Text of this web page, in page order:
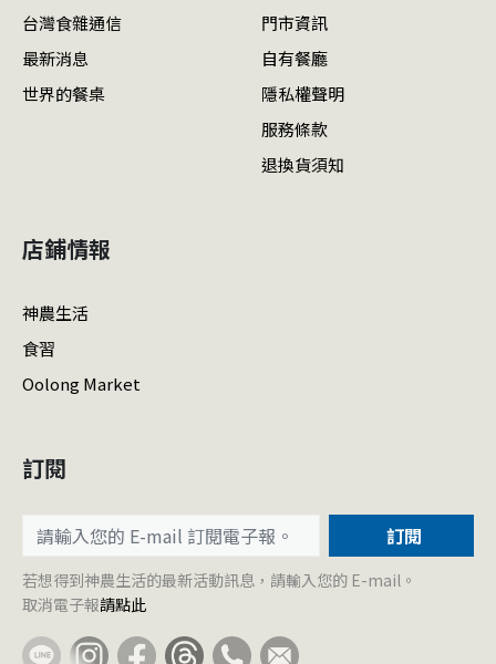
台灣食雜通信
最新消息
世界的餐桌
門市資訊
自有餐廳
隱私權聲明
服務條款
退換貨須知
店鋪情報
神農生活
食習
Oolong Market
訂閱
訂閱
若想得到神農生活的最新活動訊息，請輸入您的 E-mail。
取消電子報請點此